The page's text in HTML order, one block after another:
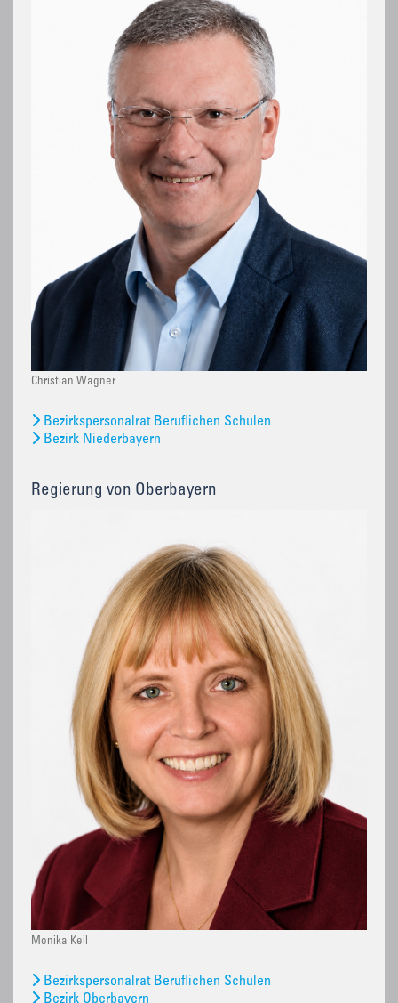
Christian Wagner
Bezirkspersonalrat Beruflichen Schulen
Bezirk Niederbayern
Regierung von Oberbayern
Monika Keil
Bezirkspersonalrat Beruflichen Schulen
Bezirk Oberbayern